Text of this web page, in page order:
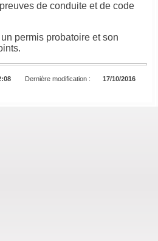
de conduite et de code
permis probatoire et son
Dernière modification :
17/10/2016